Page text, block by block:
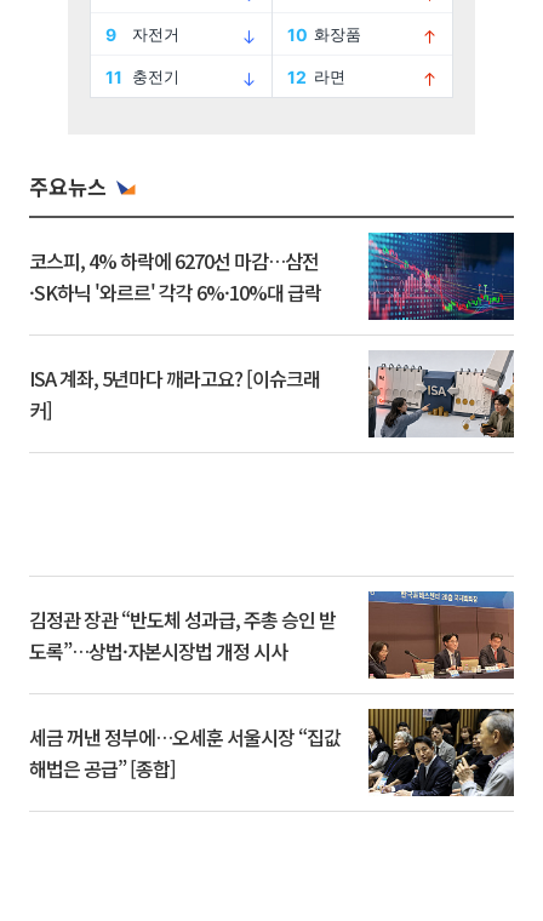
주요뉴스
코스피, 4% 하락에 6270선 마감…삼전
·SK하닉 '와르르' 각각 6%·10%대 급락
ISA 계좌, 5년마다 깨라고요? [이슈크래
커]
김정관 장관 “반도체 성과급, 주총 승인 받
도록”…상법·자본시장법 개정 시사
세금 꺼낸 정부에…오세훈 서울시장 “집값
해법은 공급” [종합]